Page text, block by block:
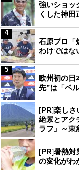
強いショッ
くした神田
石原プロ「
わけではな
4
欧州初の日
先”は「ベ
5
[PR]楽しさ
絶景とアク
ラフ」～東
[PR]暑熱対
の変化がわ